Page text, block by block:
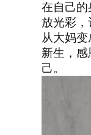
在自己的
放光彩，
从大妈
新生，感
己。